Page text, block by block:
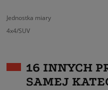
Jednostka miary
4x4/SUV
16 INNYCH
SAMEJ